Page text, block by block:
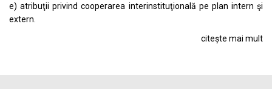
e) atribuţii privind cooperarea interinstituţională pe plan intern şi
extern.
citește mai mult